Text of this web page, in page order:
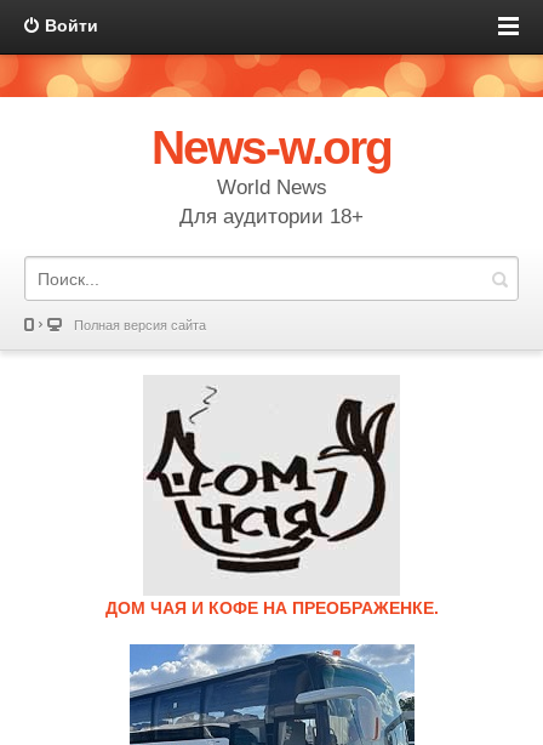
Войти
News-w.org
World News
Для аудитории 18+
Полная версия сайта
ДОМ ЧАЯ И КОФЕ НА ПРЕОБРАЖЕНКЕ.